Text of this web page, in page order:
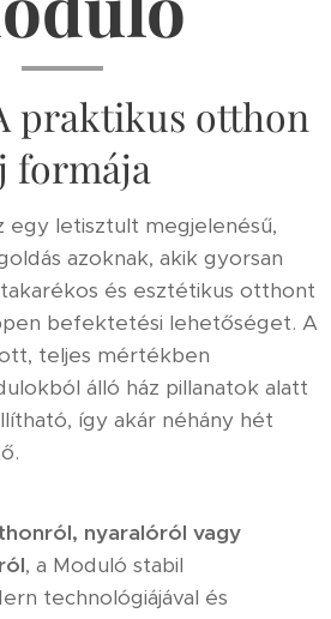
praktikus otthon
formája
egy letisztult megjelenésű,
azoknak, akik gyorsan
és esztétikus otthont
befektetési lehetőséget. A
teljes mértékben
álló ház pillanatok alatt
így akár néhány hét
nyaralóról vagy
, a Moduló stabil
technológiájával és